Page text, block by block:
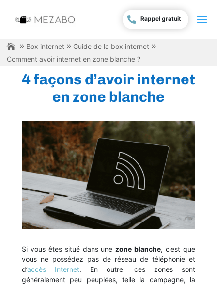
Rappel gratuit
Box internet
Guide de la box internet
Comment avoir internet en zone blanche ?
4 façons d’avoir internet
en zone blanche
Si vous êtes situé dans unezone blanche, c’est que
vous ne possédez pas de réseau de téléphonie et
d’accès Internet. En outre, ces zones sont
généralement peu peuplées, telle la campagne, la